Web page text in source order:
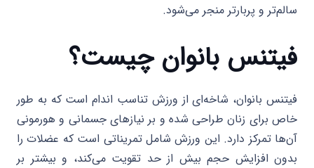
سالم‌تر و پربارتر منجر می‌شود.
فیتنس بانوان چیست؟
فیتنس بانوان، شاخه‌ای از ورزش تناسب اندام است که به طور
خاص برای زنان طراحی شده و بر نیازهای جسمانی و هورمونی
آن‌ها تمرکز دارد. این ورزش شامل تمریناتی است که عضلات را
بدون افزایش حجم بیش از حد تقویت می‌کند، و بیشتر بر